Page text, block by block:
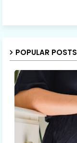
POPULAR POSTS